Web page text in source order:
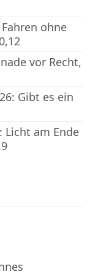
ohne
vor Recht,
Gibt es ein
Licht am Ende